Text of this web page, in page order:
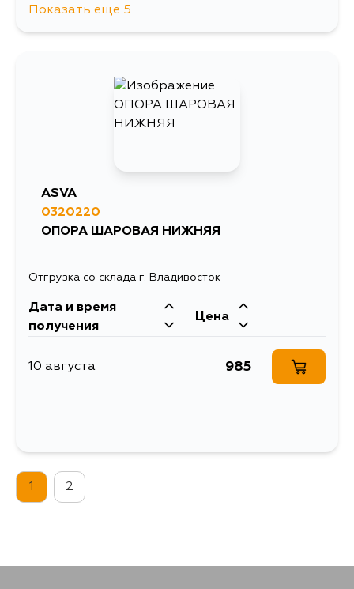
742
19 августа
Показать еще 5
ASVA
0320220
ОПОРА ШАРОВАЯ НИЖНЯЯ
Отгрузка со склада г. Владивосток
Дата и время
получения
Цена
10 августа 985
1 2